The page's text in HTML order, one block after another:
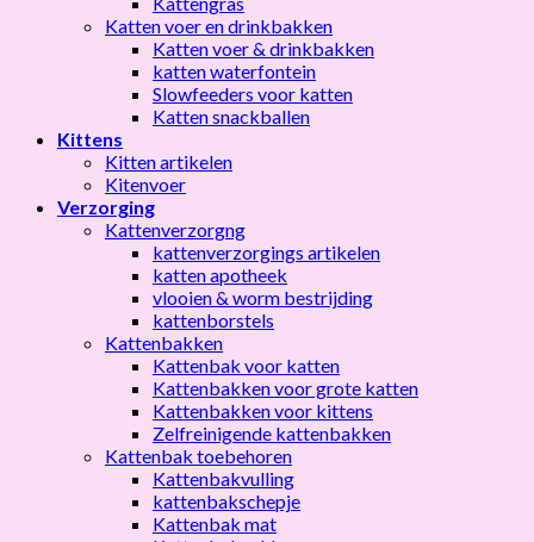
Katten voer en drinkbakken
Katten voer & drinkbakken
katten waterfontein
Slowfeeders voor katten
Katten snackballen
Kittens
Kitten artikelen
Kitenvoer
Verzorging
Kattenverzorgng
kattenverzorgings artikelen
katten apotheek
vlooien & worm bestrijding
kattenborstels
Kattenbakken
Kattenbak voor katten
Kattenbakken voor grote katten
Kattenbakken voor kittens
Zelfreinigende kattenbakken
Kattenbak toebehoren
Kattenbakvulling
kattenbakschepje
Kattenbak mat